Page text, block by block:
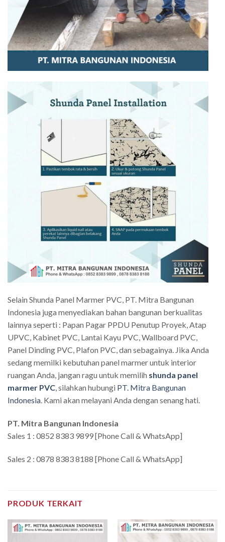
Selain Shunda Panel Marmer PVC, PT. Mitra Bangunan
Indonesia juga menyediakan bahan bangunan berkualitas
lainnya seperti : Papan Pagar PPDU Penutup Proyek, Atap
UPVC, Kabinet PVC, Lantai Kayu PVC, Wallboard PVC,
Panel Dinding PVC, Plafon PVC, dan sebagainya. Jika Anda
sedang memilki kebutuhan panel marmer untuk interior
ruangan Anda, jangan ragu untuk memilih shunda panel
marmer PVC, silahkan hubungi PT. Mitra Bangunan
Indonesia. Kami akan melayani Anda dengan senang hati.
PT. Mitra Bangunan Indonesia
Sales 1 : 0852 8383 9899 [Phone Call & WhatsApp]
Sales 2 : 0878 8383 8188 [Phone Call & WhatsApp]
PRODUK TERKAIT